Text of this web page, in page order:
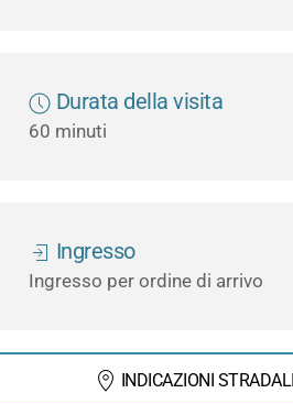
Durata della visita
60 minuti
Ingresso
Ingresso per ordine di arrivo
INDICAZIONI STRADALI